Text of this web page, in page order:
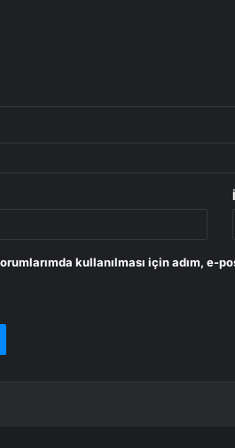
kullanılması için adım, e-